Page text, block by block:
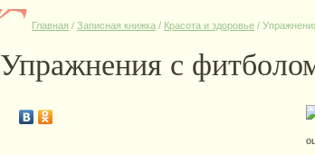
Главная / Записная книжка / Красота и здоровье /
Упражнения с